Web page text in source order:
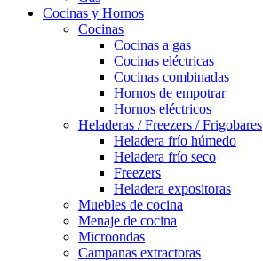
Cocinas y Hornos
Cocinas
Cocinas a gas
Cocinas eléctricas
Cocinas combinadas
Hornos de empotrar
Hornos eléctricos
Heladeras / Freezers / Frigobares
Heladera frío húmedo
Heladera frío seco
Freezers
Heladera expositoras
Muebles de cocina
Menaje de cocina
Microondas
Campanas extractoras